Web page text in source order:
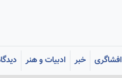
افشاگری خبر ادبیات و هنر